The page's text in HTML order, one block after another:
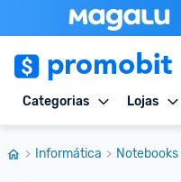
Categorias Lojas
Informática Notebooks